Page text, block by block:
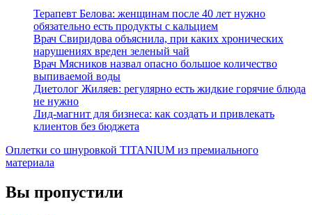
Терапевт Белова: женщинам после 40 лет нужно
обязательно есть продукты с кальцием
Врач Свиридова объяснила, при каких хронических
нарушениях вреден зеленый чай
Врач Мясников назвал опасно большое количество
выпиваемой воды
Диетолог Жиляев: регулярно есть жидкие горячие блюда
не нужно
Лид-магнит для бизнеса: как создать и привлекать
клиентов без бюджета
Оплетки со шнуровкой TITANIUM из премиального
материала
Вы пропустили